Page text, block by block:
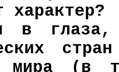
характер?
в
мира (в